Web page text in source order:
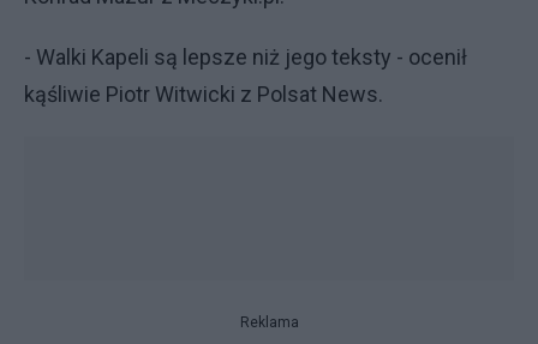
- Walki Kapeli są lepsze niż jego teksty - ocenił
kąśliwie Piotr Witwicki z Polsat News.
Reklama